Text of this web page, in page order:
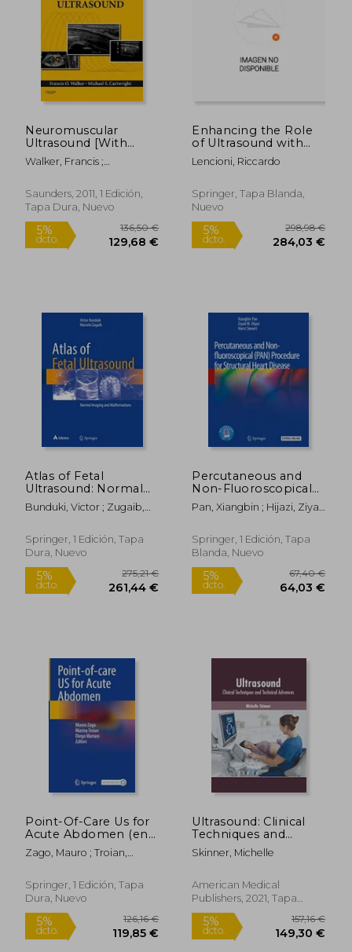
Neuromuscular
Ultrasound [With
Access Code] (en
Inglés)
Walker, Francis ;
Saunders, 2011, 1 Edición,
Tapa Dura, Nuevo
5%
dcto.
136,50 €
129,68 €
Enhancing the Role
of Ultrasound with
Contrast Agents (en
Inglés)
Lencioni, Riccardo
Springer, Tapa Blanda,
Nuevo
5%
dcto. 284,03
Atlas of Fetal
Ultrasound: Normal
Imaging and
Malformations (en
Bunduki, Victor ; Zugaib,
Springer, 1 Edición, Tapa
Dura, Nuevo
Percutaneous and
Non-Fluoroscopical
(Pan) Procedure for
Structural Heart
Pan, Xiangbin ; Hijazi, Ziyad
Springer, 1 Edición, Tapa
Blanda, Nuevo
5%
dcto.
Point-Of-Care Us for
Acute Abdomen (en
Inglés)
Zago, Mauro ; Troian,
Springer, 1 Edición, Tapa
Dura, Nuevo
Ultrasound: Clinical
Techniques and
Technical Advances
(en Inglés)
Skinner, Michelle
American Medical
Publishers, 2021, Tapa
Dura, Nuevo